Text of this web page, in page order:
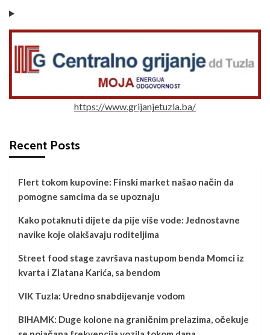
https://www.grijanjetuzla.ba/
Recent Posts
Flert tokom kupovine: Finski market našao način da
pomogne samcima da se upoznaju
Kako potaknuti dijete da pije više vode: Jednostavne
navike koje olakšavaju roditeljima
Street food stage završava nastupom benda Momci iz
kvarta i Zlatana Karića, sa bendom
VIK Tuzla: Uredno snabdijevanje vodom
BIHAMK: Duge kolone na graničnim prelazima, očekuje